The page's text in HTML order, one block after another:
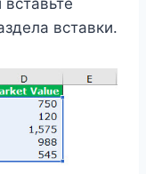
вставки.